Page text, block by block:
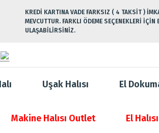
KREDİ KARTINA VADE FARKSIZ ( 4 TAKSİT )
MEVCUTTUR. FARKLI ÖDEME SEÇENEKLERİ İÇİN
ULAŞABİLİRSİNİZ.
Uşak Halısı El
Makine Halısı Outlet El